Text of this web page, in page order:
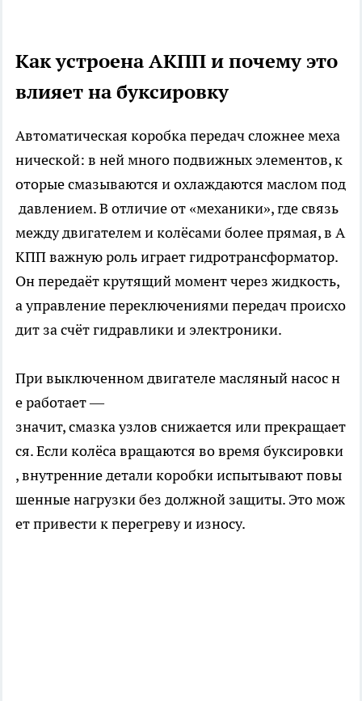
Как устроена АКПП и почему это
влияет на буксировку
Автоматическая коробка передач сложнее меха
нической: в ней много подвижных элементов, к
оторые смазываются и охлаждаются маслом под
давлением. В отличие от «механики», где связь
между двигателем и колёсами более прямая, в А
КПП важную роль играет гидротрансформатор.
Он передаёт крутящий момент через жидкость,
а управление переключениями передач происхо
дит за счёт гидравлики и электроники.
При выключенном двигателе масляный насос н
е работает —
значит, смазка узлов снижается или прекращает
ся. Если колёса вращаются во время буксировки
, внутренние детали коробки испытывают повы
шенные нагрузки без должной защиты. Это мож
ет привести к перегреву и износу.